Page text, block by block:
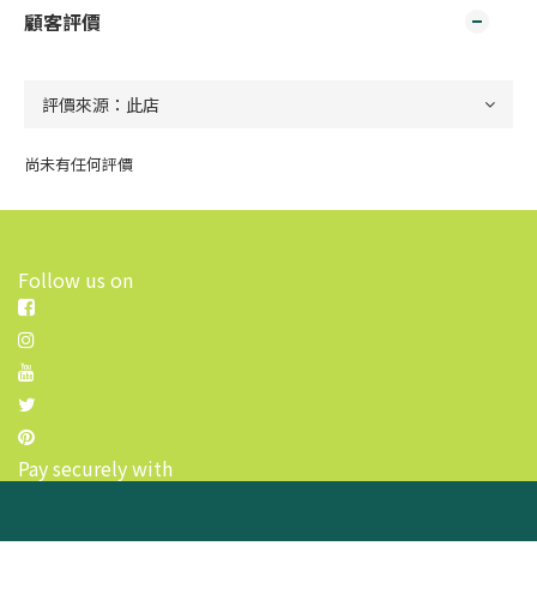
顧客評價
尚未有任何評價
Follow us on
Pay securely with